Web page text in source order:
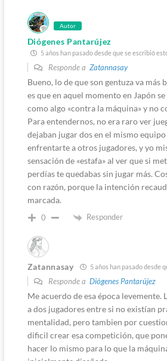
Autor
Diógenes Pantarújez
5 años han pasado desde que se escribió
Responde a Zatannasay
Bueno, lo de que son gentuza va más
es que en aquel momento en Japón
como algo «contra la máquina» y no
Para entendernos, no era raro ver
dejaban jugar dos en el mismo
enfrentarte a otros jugadores, y yo
sensación de «estafa» al ver que si
perdías te quedabas sin jugar más.
con razón, porque la intención
marcada.
0 Responder
Zatannasay 5 años han pasado desde
Responde a Diógenes Pantarújez
Me acuerdo de esa época levemente.
a dos jugadores entre si no existían
mentalidad, pero tambien por
dificil crear esa competición, que
hacer lo mismo para lo que la